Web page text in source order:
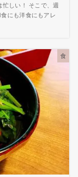
しい！ そこで、週
にも洋食にもアレ
食